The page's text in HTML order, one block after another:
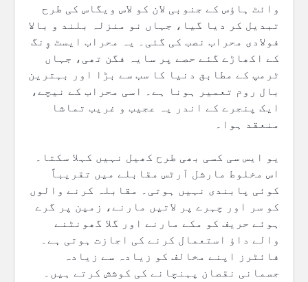
وائٹ ہاؤس کے جنوبی لان کو لاس ویگاس کی طرح
تبدیل کر دیا گیا، جہاں نو منزلہ بلند و بالا
فولادی محراب نصب کی گئی۔ یہ محراب ایسٹ وِنگ
کے اکھاڑے گئے حصے پر سایہ فگن تھی، جہاں
ٹرمپ کے مطابق دنیا کا سب سے بڑا اور بہترین
بال روم تعمیر ہونا ہے۔ اسی محراب کے نیچے،
ایک پنجرے کے اندر یہ عجیب و غریب تماشا
منعقد ہوا۔
یو ایس سی کسی بھی طرح کھیل نہیں کہلا سکتا۔
اس مخلوط مارشل آرٹس مقابلے میں تقریباً
کوئی پابندی نہیں ہوتی۔ مقابلہ کرنے والوں
کو سر اور چہرے پر لاتیں مارنے، زمین پر گرے
ہوئے حریف کو مکے مارنے اور گلا گھونٹنے
والے داؤ استعمال کرنے کی اجازت ہوتی ہے۔
فائٹرز اپنے مخالف کو زیادہ سے زیادہ
جسمانی نقصان پہنچانے کی کوشش کرتے ہیں۔